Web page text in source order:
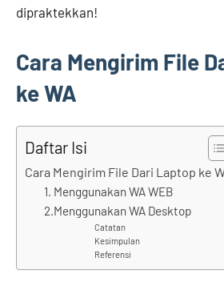
dipraktekkan!
Cara Mengirim File
ke WA
Daftar Isi
Cara Mengirim File Dari Laptop ke
1. Menggunakan WA WEB
2.Menggunakan WA Desktop
Catatan
Kesimpulan
Referensi